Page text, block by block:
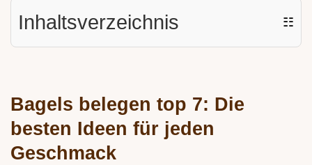
Inhaltsverzeichnis ☷
Bagels belegen top 7: Die
besten Ideen für jeden
Geschmack